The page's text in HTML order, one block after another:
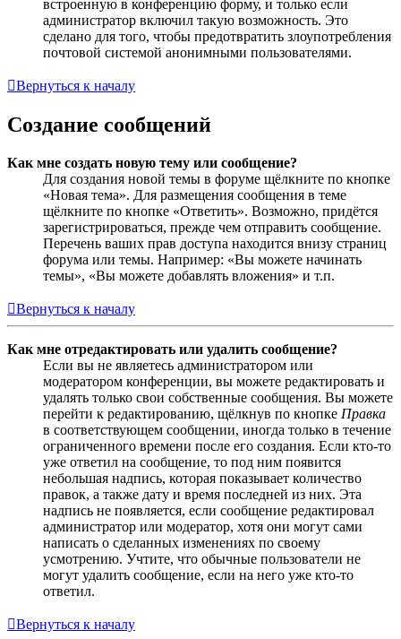
встроенную в конференцию форму, и только если
администратор включил такую возможность. Это
сделано для того, чтобы предотвратить злоупотребления
почтовой системой анонимными пользователями.
Вернуться к началу
Создание сообщений
Как мне создать новую тему или сообщение?
Для создания новой темы в форуме щёлкните по кнопке
«Новая тема». Для размещения сообщения в теме
щёлкните по кнопке «Ответить». Возможно, придётся
зарегистрироваться, прежде чем отправить сообщение.
Перечень ваших прав доступа находится внизу страниц
форума или темы. Например: «Вы можете начинать
темы», «Вы можете добавлять вложения» и т.п.
Вернуться к началу
Как мне отредактировать или удалить сообщение?
Если вы не являетесь администратором или
модератором конференции, вы можете редактировать и
удалять только свои собственные сообщения. Вы можете
перейти к редактированию, щёлкнув по кнопке Правка
в соответствующем сообщении, иногда только в течение
ограниченного времени после его создания. Если кто-то
уже ответил на сообщение, то под ним появится
небольшая надпись, которая показывает количество
правок, а также дату и время последней из них. Эта
надпись не появляется, если сообщение редактировал
администратор или модератор, хотя они могут сами
написать о сделанных изменениях по своему
усмотрению. Учтите, что обычные пользователи не
могут удалить сообщение, если на него уже кто-то
ответил.
Вернуться к началу